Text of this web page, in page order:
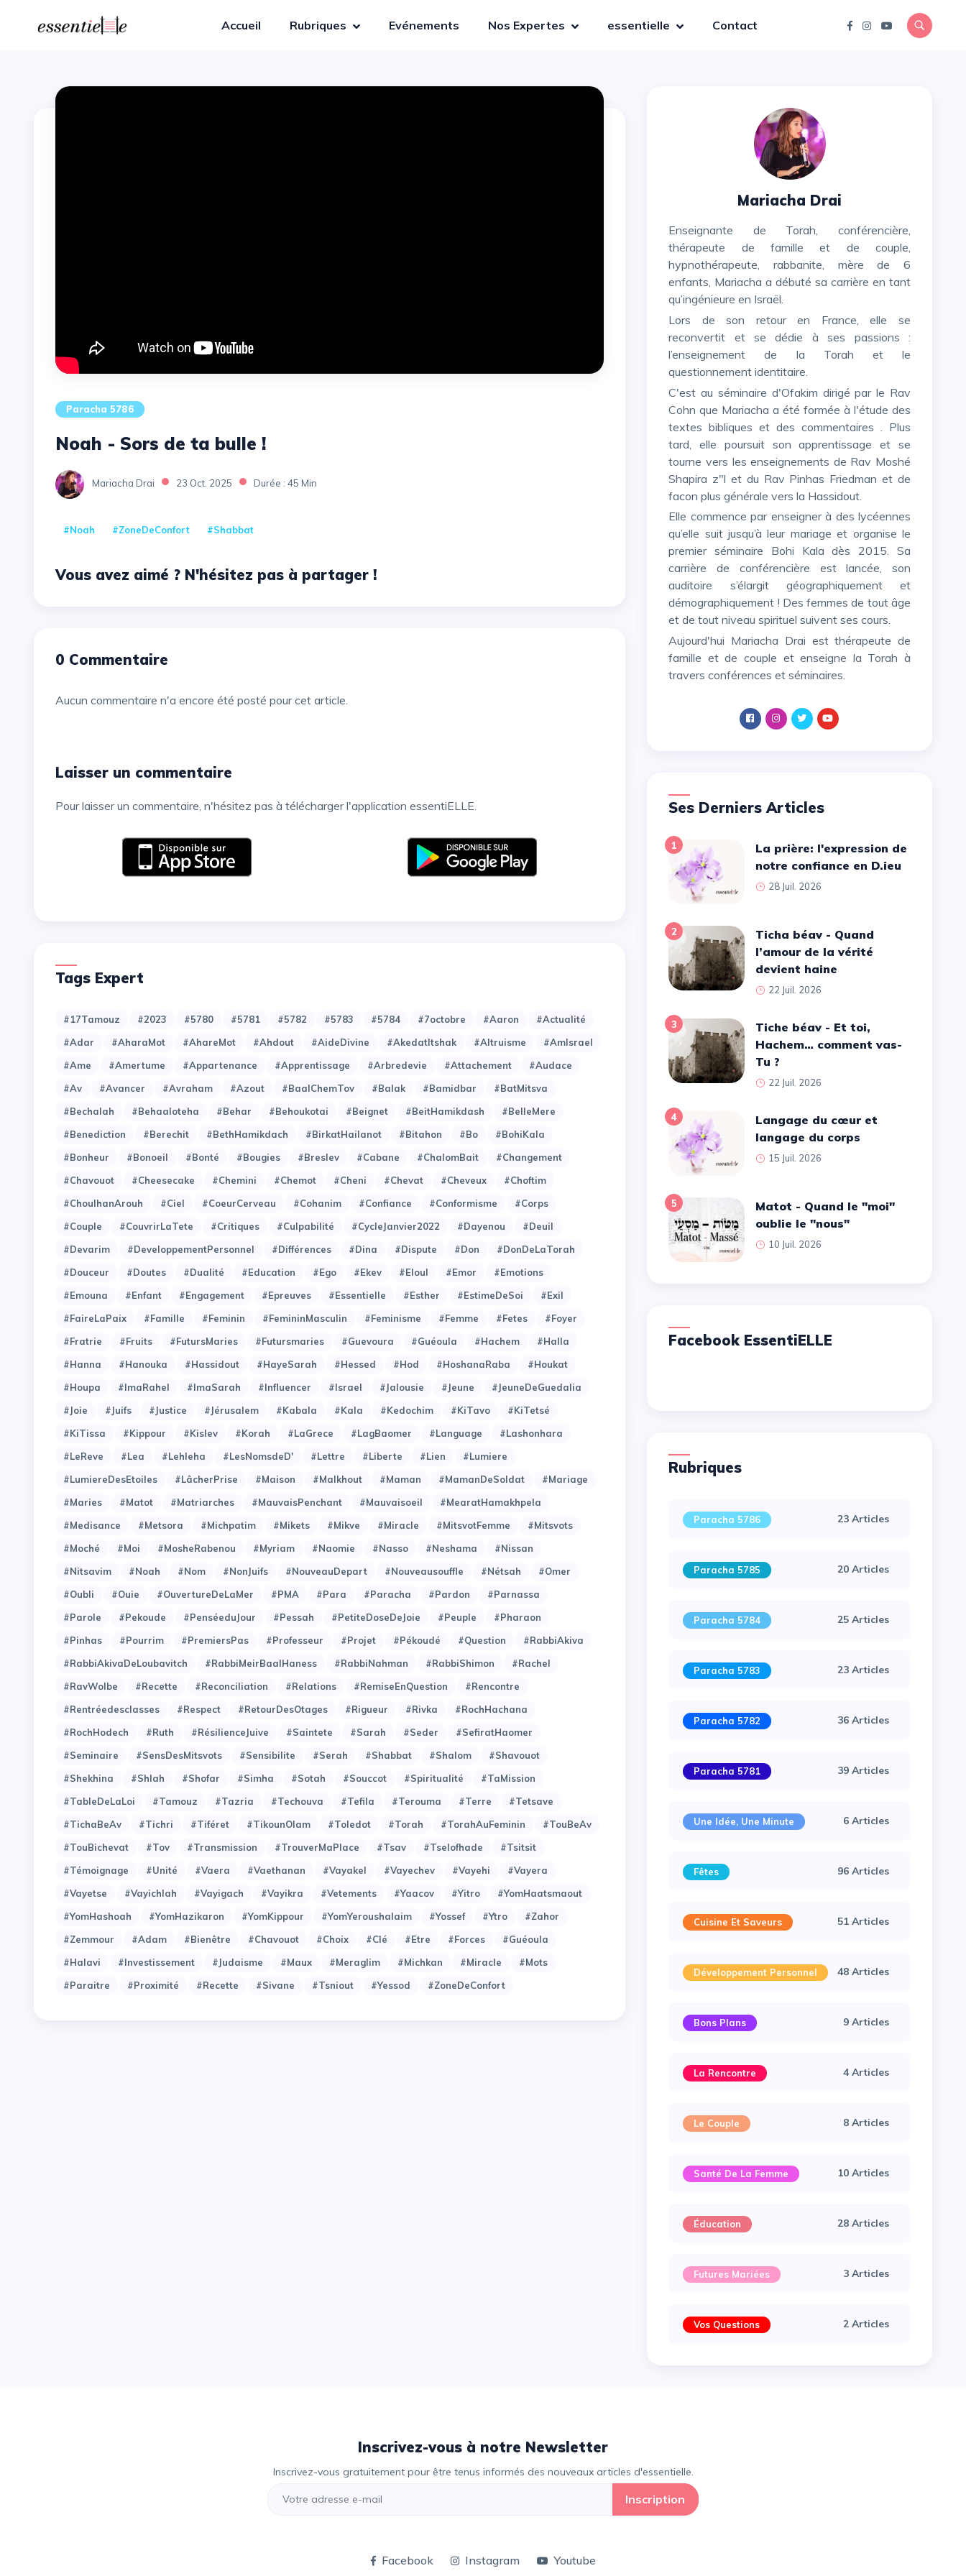
Accueil Rubriques Evénements Nos Expertes essentielle Contact
Paracha 5786
Noah - Sors de ta bulle !
Mariacha Drai 23 Oct. 2025 Durée : 45 Min
#Noah #zoneDeConfort #Shabbat
Vous avez aimé ? N'hésitez pas à partager !
0 Commentaire
Aucun commentaire n'a encore été posté pour cet article.
Laisser un commentaire
Pour laisser un commentaire, n'hésitez pas à télécharger l'application essentiELLE.
Tags Expert
#17Tamouz #2023 #5780 #5781 #5782 #5783 #5784 #7octobre #Aaron
#Actualité
#Adar
#AharaMot #AhareMot #Ahdout #AideDivine #AkedatItshak #Altruisme
#AmIsrael
#Ame
#Amertume #Appartenance #Apprentissage #Arbredevie #Attachement
#Audace
#Av
#Avancer #Avraham #Azout #BaalChemTov #Balak #Bamidbar
#BatMitsva
#Bechalah
#Behaaloteha #Behar #Behoukotai #Beignet #BeitHamikdash
#BelleMere
#Benediction
#Berechit #BethHamikdach #BirkatHailanot #Bitahon #Bo
#BohiKala
#Bonheur
#Bonoeil #Bonté #Bougies #Breslev #Cabane #ChalomBait
#Changement
#Chavouot
#Cheesecake #Chemini #Chemot #Cheni #Chevat #Cheveux
#Choftim
#ChoulhanArouh
#Ciel #CoeurCerveau #Cohanim #Confiance #Conformisme
#Corps
#Couple
#CouvrirLaTete #Critiques #Culpabilité #CycleJanvier2022 #Dayenou
#Deuil
#Devarim
#DeveloppementPersonnel #Différences #Dina #Dispute #Don
#DonDeLaTorah
#Douceur
#Doutes #Dualité #Education #Ego #Ekev #Eloul #Emor
#Emotions
#Emouna
#Enfant #Engagement #Epreuves #Essentielle #Esther #EstimeDeSoi
#Exil
#FaireLaPaix
#Famille #Feminin #FemininMasculin #Feminisme #Femme #Fetes
#Foyer
#Fratrie
#Fruits #FutursMaries #Futursmaries #Guevoura #Guéoula #Hachem
#Halla
#Hanna
#Hanouka #Hassidout #HayeSarah #Hessed #Hod #HoshanaRaba
#Houkat
#Houpa
#ImaRahel #ImaSarah #Influencer #Israel #Jalousie #Jeune
#JeuneDeGuedalia
#Joie
#Juifs #Justice #Jérusalem #Kabala #Kala #Kedochim #KiTavo
#KiTetsé
#KiTissa
#Kippour #Kislev #Korah #LaGrece #LagBaomer #Language
#Lashonhara
#LeReve
#Lea #Lehleha #LesNomsdeD' #Lettre #Liberte #Lien
#Lumiere
#LumiereDesEtoiles
#LâcherPrise #Maison #Malkhout #Maman #MamanDeSoldat
#Mariage
#Maries
#Matot #Matriarches #MauvaisPenchant #Mauvaisoeil
#MearatHamakhpela
#Medisance
#Metsora #Michpatim #Mikets #Mikve #Miracle #MitsvotFemme
#Mitsvots
#Moché
#Moi #MosheRabenou #Myriam #Naomie #Nasso #Neshama
#Nissan
#Nitsavim
#Noah #Nom #NonJuifs #NouveauDepart #Nouveausouffle #Nétsah
#Omer
#Oubli
#Ouie #OuvertureDeLaMer #PMA #Para #Paracha #Pardon
#Parnassa
#Parole
#Pekoude #PenséeduJour #Pessah #PetiteDoseDeJoie #Peuple
#Pharaon
#Pinhas
#Pourrim #PremiersPas #Professeur #Projet #Pékoudé #Question
#RabbiAkiva
#RabbiAkivaDeLoubavitch
#RabbiMeirBaalHaness #RabbiNahman #RabbiShimon
#Rachel
#RavWolbe
#Recette #Reconciliation #Relations #RemiseEnQuestion
#Rencontre
#Rentréedesclasses
#Respect #RetourDesOtages #Rigueur #Rivka
#RochHachana
#RochHodech
#Ruth #RésilienceJuive #Saintete #Sarah #Seder
#SefiratHaomer
#Seminaire
#SensDesMitsvots #Sensibilite #Serah #Shabbat #Shalom
#Shavouot
#Shekhina
#Shlah #Shofar #Simha #Sotah #Souccot #Spiritualité
#TaMission
#TableDeLaLoi
#Tamouz #Tazria #Techouva #Tefila #Terouma #Terre
#Tetsave
#TichaBeAv
#Tichri #Tiféret #TikounOlam #Toledot #Torah #TorahAuFeminin
#TouBeAv
#TouBichevat
#Tov #Transmission #TrouverMaPlace #Tsav #Tselofhade
#Tsitsit
#Témoignage
#Unité #Vaera #Vaethanan #Vayakel #Vayechev #Vayehi
#Vayera
#Vayetse
#Vayichlah #Vayigach #Vayikra #Vetements #Yaacov #Yitro
#YomHaatsmaout
#YomHashoah
#YomHazikaron #YomKippour #YomYeroushalaim #Yossef #Ytro
#Zahor
#Zemmour
#adam #bienêtre #chavouot #choix #clé #etre #forces
#guéoula
#halavi
#investissement #judaisme #maux #meraglim #michkan #miracle
#mots
#paraitre
#proximité #recette #sivane #tsniout #yessod #zoneDeConfort
Mariacha Drai
Enseignante de Torah, conférencière,
thérapeute de famille et de couple,
hypnothérapeute, rabbanite, mère de 6
enfants, Mariacha a débuté sa carrière en tant
qu’ingénieure en Israël.
Lors de son retour en France, elle se
reconvertit et se dédie à ses passions :
l’enseignement de la Torah et le
questionnement identitaire.
C'est au séminaire d'Ofakim dirigé par le Rav
Cohn que Mariacha a été formée à l'étude des
textes bibliques et des commentaires . Plus
tard, elle poursuit son apprentissage et se
tourne vers les enseignements de Rav Moshé
Shapira z"l et du Rav Pinhas Friedman et de
facon plus générale vers la Hassidout.
Elle commence par enseigner à des lycéennes
qu’elle suit jusqu’à leur mariage et organise le
premier séminaire Bohi Kala dès 2015. Sa
carrière de conférencière est lancée, son
auditoire s’élargit géographiquement et
démographiquement ! Des femmes de tout âge
et de tout niveau spirituel suivent ses cours.
Aujourd'hui Mariacha Drai est thérapeute de
famille et de couple et enseigne la Torah à
travers conférences et séminaires.
Ses Derniers Articles
1
La prière: l'expression de
notre confiance en D.ieu
28 Juil. 2026
2
Ticha béav - Quand
l’amour de la vérité
devient haine
22 Juil. 2026
3
Tiche béav - Et toi,
Hachem… comment vas-
Tu ?
22 Juil. 2026
4
Langage du cœur et
langage du corps
15 Juil. 2026
5
Matot - Quand le ''moi''
oublie le ''nous''
10 Juil. 2026
Facebook EssentiELLE
Rubriques
Paracha 5786 23 Articles
Paracha 5785 20 Articles
Paracha 5784 25 Articles
Paracha 5783 23 Articles
Paracha 5782 36 Articles
Paracha 5781 39 Articles
Une Idée, Une Minute 6 Articles
Fêtes 96 Articles
Cuisine Et Saveurs 51 Articles
Développement Personnel 48 Articles
Bons Plans 9 Articles
La Rencontre 4 Articles
Le Couple 8 Articles
Santé De La Femme 10 Articles
Éducation 28 Articles
Futures Mariées 3 Articles
Vos Questions 2 Articles
Inscrivez-vous à notre Newsletter
Inscrivez-vous gratuitement pour être tenus informés des nouveaux articles d'essentielle.
Inscription
Facebook Instagram Youtube